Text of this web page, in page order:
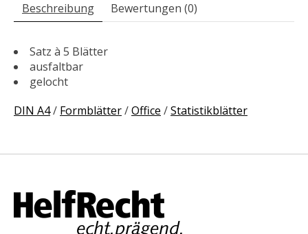
Beschreibung Bewertungen (0)
Satz à 5 Blätter
ausfaltbar
gelocht
DIN A4/ Formblätter/Office /Statistikblätter